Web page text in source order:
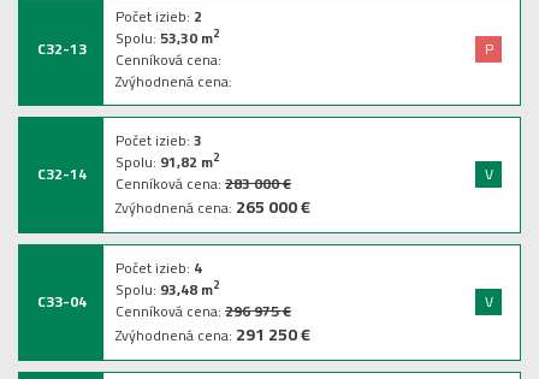
C32-13
Počet izieb: 2
Spolu:53,30m2
Cenníková cena:
Zvýhodnená cena:
P
C32-14
Počet izieb:3
Spolu: 91,82 m2
Cenníková cena:283 000 €
Zvýhodnená cena: 265 000 €
V
C33-04
Počet izieb: 4
Spolu: 93,48m2
Cenníková cena:296 975 €
Zvýhodnená cena: 291 250 €
V